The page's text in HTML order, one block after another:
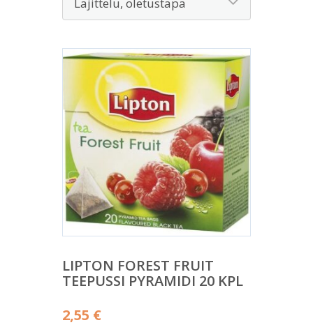
LIPTON FOREST FRUIT
TEEPUSSI PYRAMIDI 20 KPL
2,55 €